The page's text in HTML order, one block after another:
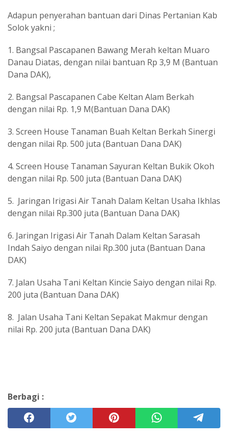
Adapun penyerahan bantuan dari Dinas Pertanian Kab
Solok yakni ;
1. Bangsal Pascapanen Bawang Merah keltan Muaro
Danau Diatas, dengan nilai bantuan Rp 3,9 M (Bantuan
Dana DAK),
2. Bangsal Pascapanen Cabe Keltan Alam Berkah
dengan nilai Rp. 1,9 M(Bantuan Dana DAK)
3. Screen House Tanaman Buah Keltan Berkah Sinergi
dengan nilai Rp. 500 juta (Bantuan Dana DAK)
4. Screen House Tanaman Sayuran Keltan Bukik Okoh
dengan nilai Rp. 500 juta (Bantuan Dana DAK)
5. Jaringan Irigasi Air Tanah Dalam Keltan Usaha Ikhlas
dengan nilai Rp.300 juta (Bantuan Dana DAK)
6. Jaringan Irigasi Air Tanah Dalam Keltan Sarasah
Indah Saiyo dengan nilai Rp.300 juta (Bantuan Dana
DAK)
7. Jalan Usaha Tani Keltan Kincie Saiyo dengan nilai Rp.
200 juta (Bantuan Dana DAK)
8. Jalan Usaha Tani Keltan Sepakat Makmur dengan
nilai Rp. 200 juta (Bantuan Dana DAK)
Berbagi :